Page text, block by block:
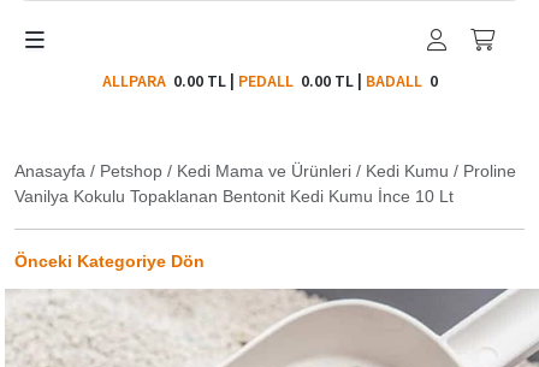
ALLPARA 0.00 TL| PEDALL 0.00 TL| BADALL0
Anasayfa / Petshop / Kedi Mama ve Ürünleri / Kedi Kumu / Proline
Vanilya Kokulu Topaklanan Bentonit Kedi Kumu İnce 10 Lt
Önceki Kategoriye Dön